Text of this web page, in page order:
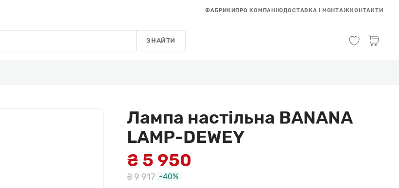
ФАБРИКИПРО КОМПАНІЮДОСТАВКА І МОНТАЖКОНТАКТИ
ЗНАЙТИ
Лампа настільна BANANA
LAMP-DEWEY
₴ 5 950
₴ 9 917 -40%